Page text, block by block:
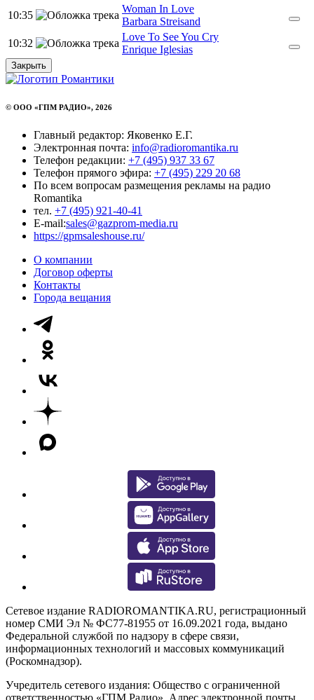
10:35
Woman In Love
Barbara Streisand
10:32
Love To See You Cry
Enrique Iglesias
Закрыть
© ООО «ГПМ РАДИО», 2026
Главный редактор: Яковенко Е.Г.
Электронная почта: info@radioromantika.ru
Телефон редакции: +7 (495) 937 33 67
Телефон прямого эфира: +7 (495) 229 20 68
По всем вопросам размещения рекламы на радио
Romantika
тел. +7 (495) 921-40-41
E-mail:sales@gazprom-media.ru
https://gpmsaleshouse.ru/
О компании
Договор оферты
Контакты
Города вещания
Сетевое издание RADIOROMANTIKA.RU, регистрационный
номер СМИ Эл № ФС77-81955 от 16.09.2021 года, выдано
Федеральной службой по надзору в сфере связи,
информационных технологий и массовых коммуникаций
(Роскомнадзор).
Учредитель сетевого издания: Общество с ограниченной
ответственностью «ГПМ Радио». Адрес электронной почты